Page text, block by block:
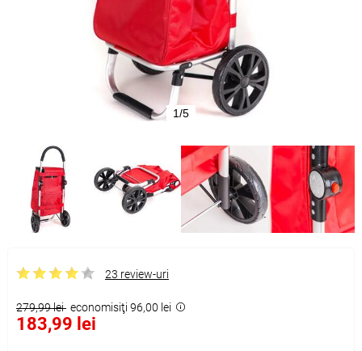
1/5
23 review-uri
279,99 lei economisiţi 96,00 lei
183,99 lei